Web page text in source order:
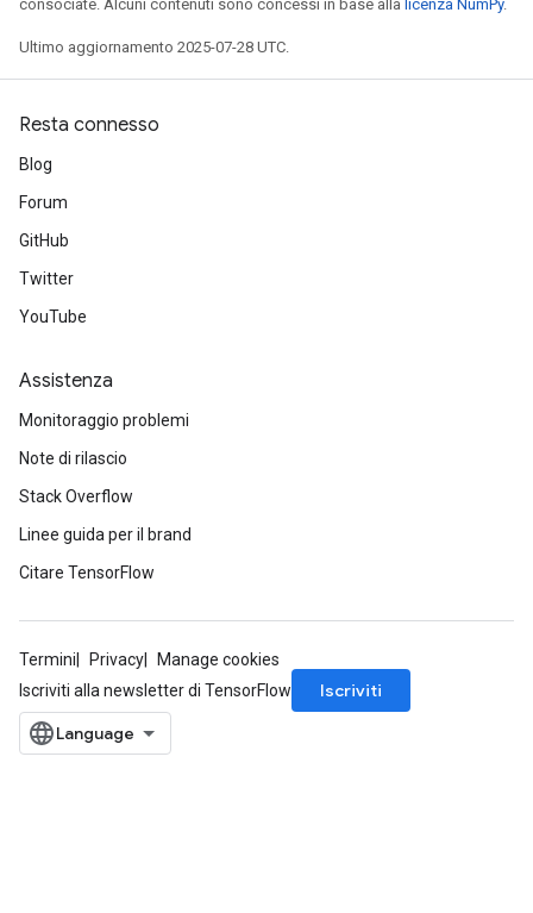
consociate. Alcuni contenuti sono concessi in base alla licenza NumPy.
Ultimo aggiornamento 2025-07-28 UTC.
Resta connesso
Blog
Forum
GitHub
Twitter
YouTube
Assistenza
Monitoraggio problemi
Note di rilascio
Stack Overflow
Linee guida per il brand
Citare TensorFlow
Termini Privacy
Manage cookies
Iscriviti alla newsletter di TensorFlow
Iscriviti